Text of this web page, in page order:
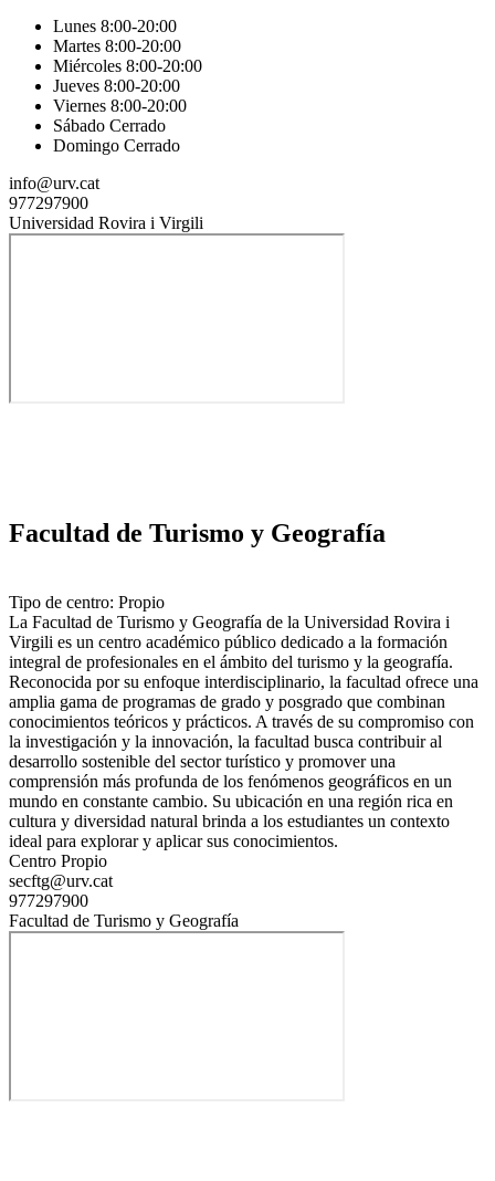
Lunes 8:00-20:00
Martes 8:00-20:00
Miércoles 8:00-20:00
Jueves 8:00-20:00
Viernes 8:00-20:00
Sábado Cerrado
Domingo Cerrado
info@urv.cat
977297900
Universidad Rovira i Virgili
Facultad de Turismo y Geografía
Tipo de centro: Propio
La Facultad de Turismo y Geografía de la Universidad Rovira i
Virgili es un centro académico público dedicado a la formación
integral de profesionales en el ámbito del turismo y la geografía.
Reconocida por su enfoque interdisciplinario, la facultad ofrece una
amplia gama de programas de grado y posgrado que combinan
conocimientos teóricos y prácticos. A través de su compromiso con
la investigación y la innovación, la facultad busca contribuir al
desarrollo sostenible del sector turístico y promover una
comprensión más profunda de los fenómenos geográficos en un
mundo en constante cambio. Su ubicación en una región rica en
cultura y diversidad natural brinda a los estudiantes un contexto
ideal para explorar y aplicar sus conocimientos.
Centro Propio
secftg@urv.cat
977297900
Facultad de Turismo y Geografía